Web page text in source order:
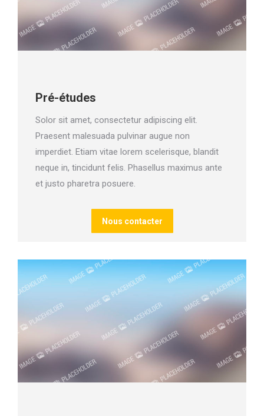
Pré-études
Solor sit amet, consectetur adipiscing elit.
Praesent malesuada pulvinar augue non
imperdiet. Etiam vitae lorem scelerisque, blandit
neque in, tincidunt felis. Phasellus maximus ante
et justo pharetra posuere.
Nous contacter